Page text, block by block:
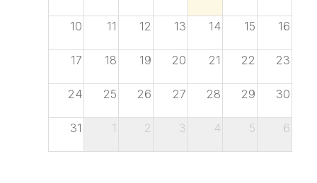
10 11 12 13 14 15 16
17 18 19 20 21 22 23
24 25 26 27 28 29 30
31 1 2 3 4 5 6